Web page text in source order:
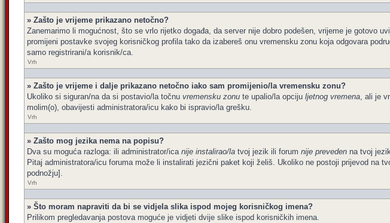
» Zašto je vrijeme prikazano netočno?
Zanemarimo li mogućnost, što se vrlo rijetko događa, da server nije dobro podešen, vrijeme je gotovo
promijeni postavke svojeg korisničkog profila tako da izabereš onu vremensku zonu koja odgovara
samo registrirani/a korisnik/ca.
Vrh
» Zašto je vrijeme i dalje prikazano netočno iako sam promijenio/la vremensku zonu?
Ukoliko si siguran/na da si postavio/la točnu vremensku zonu te upalio/la opciju ljetnog vremena, ali je
molim(o), obavijesti administratora/icu kako bi ispravio/la grešku.
Vrh
» Zašto mog jezika nema na popisu?
Dva su moguća razloga: ili administrator/ica nije instalirao/la tvoj jezik ili forum nije preveden na tvoj
Pitaj administratora/icu foruma može li instalirati jezični paket koji želiš. Ukoliko ne postoji prijevod na
podnožju].
Vrh
» Što moram napraviti da bi se vidjela slika ispod mojeg korisničkog imena?
Prilikom pregledavanja postova moguće je vidjeti dvije slike ispod korisničkih imena.